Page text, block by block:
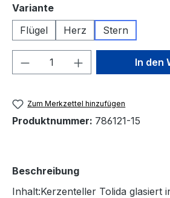
Varianteauswählen
Flügel
Herz Stern
Produkt Anzahl: GibIn den
Zum Merkzettel hinzufügen
Produktnummer: 786121-15
Beschreibung
Inhalt:Kerzenteller Tolida glasiert